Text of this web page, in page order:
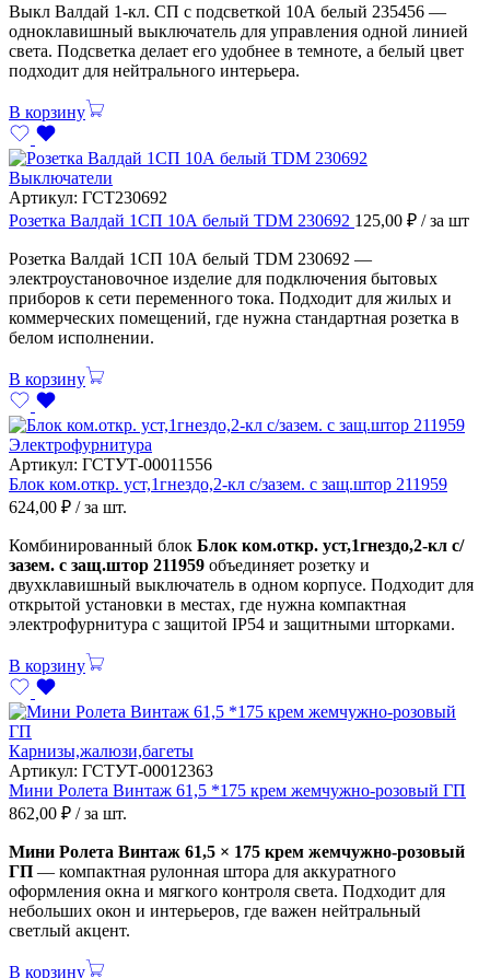
Выкл Валдай 1-кл. СП с подсветкой 10А белый 235456 —
одноклавишный выключатель для управления одной линией
света. Подсветка делает его удобнее в темноте, а белый цвет
подходит для нейтрального интерьера.
В корзину
Выключатели
Артикул: ГСТ230692
Розетка Валдай 1СП 10А белый TDM 230692 125,00 ₽ / за шт
Розетка Валдай 1СП 10А белый TDM 230692 —
электроустановочное изделие для подключения бытовых
приборов к сети переменного тока. Подходит для жилых и
коммерческих помещений, где нужна стандартная розетка в
белом исполнении.
В корзину
Электрофурнитура
Артикул: ГСТУТ-00011556
Блок ком.откр. уст,1гнездо,2-кл с/зазем. с защ.штор 211959
624,00 ₽ / за шт.
Комбинированный блок Блок ком.откр. уст,1гнездо,2-кл с/
зазем. с защ.штор 211959 объединяет розетку и
двухклавишный выключатель в одном корпусе. Подходит для
открытой установки в местах, где нужна компактная
электрофурнитура с защитой IP54 и защитными шторками.
В корзину
Карнизы,жалюзи,багеты
Артикул: ГСТУТ-00012363
Мини Ролета Винтаж 61,5 *175 крем жемчужно-розовый ГП
862,00 ₽ / за шт.
Мини Ролета Винтаж 61,5 × 175 крем жемчужно-розовый
ГП — компактная рулонная штора для аккуратного
оформления окна и мягкого контроля света. Подходит для
небольших окон и интерьеров, где важен нейтральный
светлый акцент.
В корзину